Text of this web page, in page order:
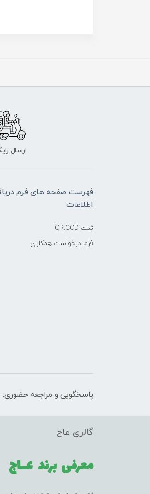
ارسال
فهرست صفحه های فرم
اطلاعات
ثبت QR.COD
فرم درخواست همکاری
پاسخگویی و مراجعه حضوری: 9:00 الی14:00 و 16:00 تا 21:00
گالری عاج
معرفی برند عــاج